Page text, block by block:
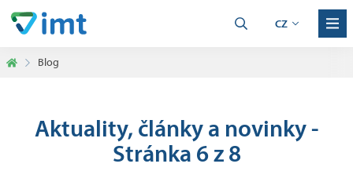
CZ
Blog
Aktuality, články a novinky -
Stránka 6 z 8